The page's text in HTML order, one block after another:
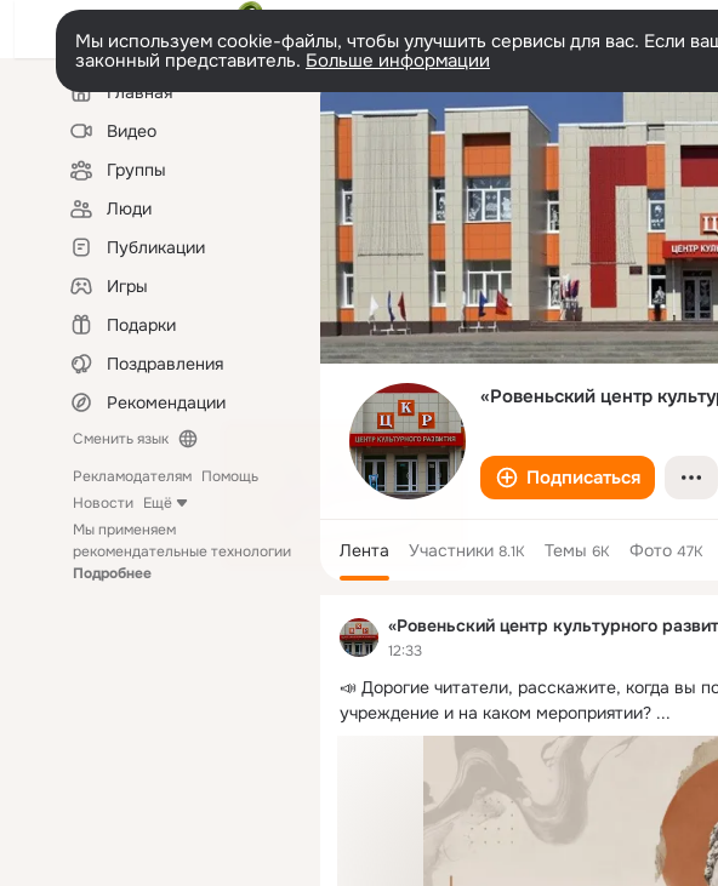
Мы используем cookie-файлы, чтобы улучшить сервисы для вас. Если
законный представитель. Больше информации
Левая
колонкаГлавная
Видео
Группы
Люди
Публикации
Игры
Подарки
Поздравления
Рекомендации
Сменить язык
Рекламодателям Помощь
Новости Ещё
Мы применяем
рекомендательные технологии
Подробнее
«Ровеньский центр
Подписаться
Лента Участники 8.1K Темы 6K Фото 47K
«Ровеньский центр культурного
12:33
📣 Дорогие читатели, расскажите, когда вы
учреждение и на каком мероприятии? ...